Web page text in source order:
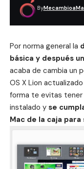
By
Por norma general la
básica y después
acaba de cambia un
OS X Lion
forma te evitas tener
instalado y se
Mac de la caja para